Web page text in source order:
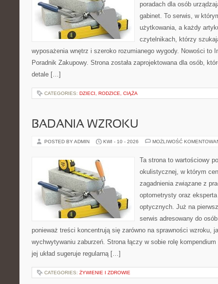
poradach dla osób
gabinet. To serwis, w
użytkowania, a każdy
czytelnikach, którzy
wyposażenia wnętrz i szeroko rozumianego wygody. Nowości to
Poradnik Zakupowy. Strona została zaprojektowana dla osób,
detale […]
CATEGORIES: DZIECI, RODZICE, CIĄŻA
BADANIA WZROKU
POSTED BY ADMIN KWI - 10 - 2026 MOŻLIWOŚĆ
Ta strona to wartościowy
okulistycznej, w którym
zagadnienia związane z
optometrysty oraz
optycznych. Już na
serwis adresowany do
ponieważ treści koncentrują się zarówno na sprawności wzroku,
wychwytywaniu zaburzeń. Strona łączy w sobie rolę
jej układ sugeruje regularną […]
CATEGORIES: ŻYWIENIE I ZDROWIE